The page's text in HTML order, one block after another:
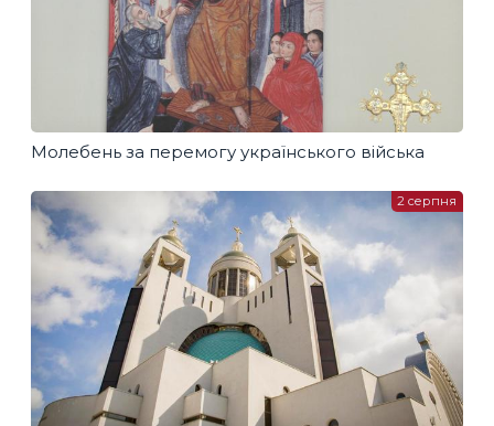
Молебень за перемогу українського війська
2 серпня